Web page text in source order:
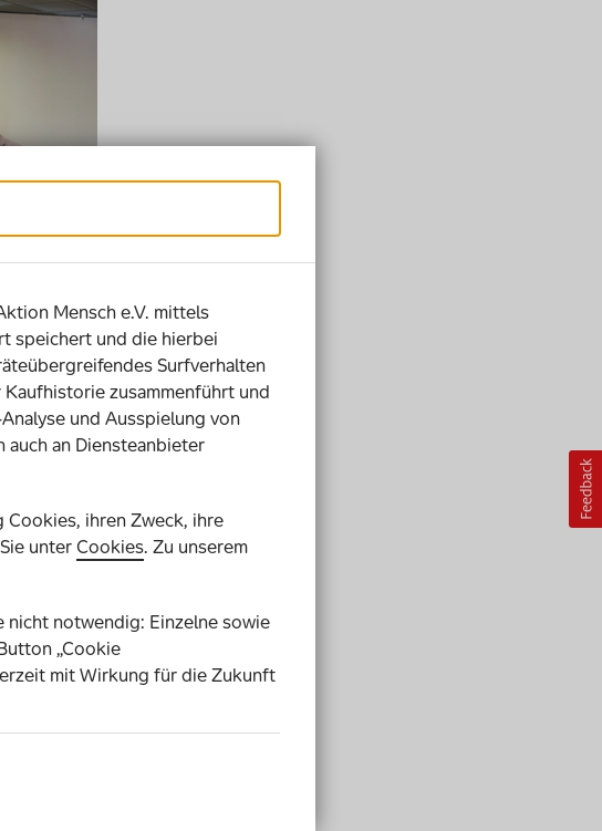
Mensch e.V. mittels
speichert und die hierbei
Surfverhalten
zusammenführt und
und Ausspielung von
an Diensteanbieter
ihren Zweck, ihre
unterCookies. Zu unserem
notwendig: Einzelne sowie
„Cookie
mit Wirkung für die Zukunft